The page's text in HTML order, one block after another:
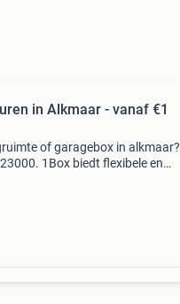
in Alkmaar - vanaf €1
of garagebox in alkmaar?
1Box biedt flexibele en